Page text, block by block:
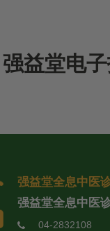
强益堂电
强益堂全息中医
强益堂全息中医
04-2832108